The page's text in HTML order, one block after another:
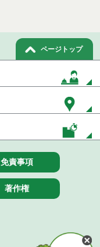
ページトップ
免責事項
著作権